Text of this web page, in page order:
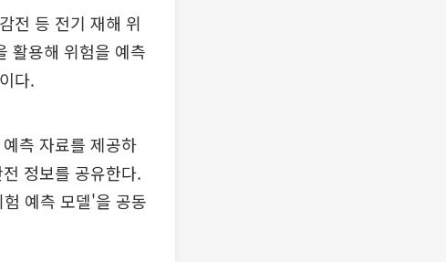
전 등 전기 재해 위
활용해 위험을 예측
다.
측 자료를 제공하
정보를 공유한다.
예측 모델'을 공동